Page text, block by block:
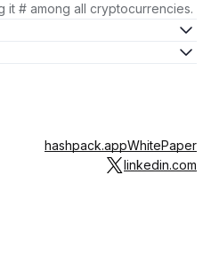
it # among all cryptocurrencies.
hashpack.appWhitePaper
linkedin.com